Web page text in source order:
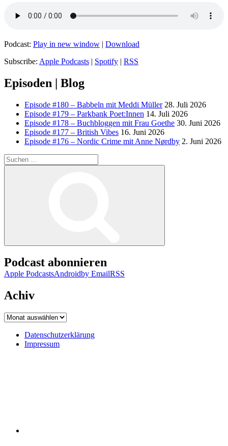
Podcast: Play in new window | Download
Subscribe: Apple Podcasts | Spotify | RSS
Episoden | Blog
Episode #180 – Babbeln mit Meddi Müller 28. Juli 2026
Episode #179 – Parkbank Poet:Innen 14. Juli 2026
Episode #178 – Buchbloggen mit Frau Goethe 30. Juni 2026
Episode #177 – British Vibes 16. Juni 2026
Episode #176 – Nordic Crime mit Anne Nørdby 2. Juni 2026
Suchen
nach:
Podcast abonnieren
Apple PodcastsAndroidby EmailRSS
Achiv
Achiv
Datenschutzerklärung
Impressum